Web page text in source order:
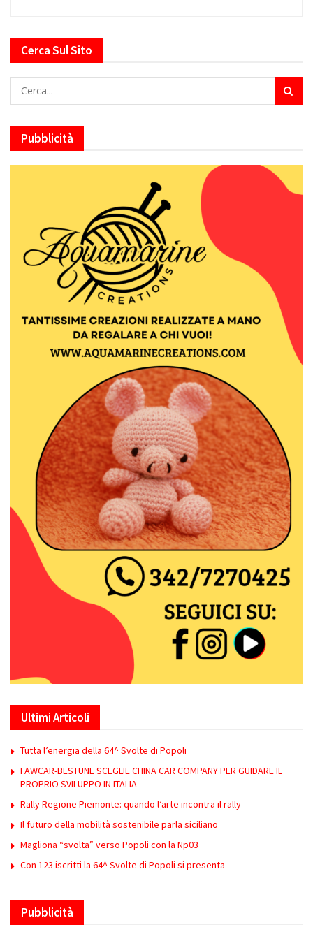
Cerca Sul Sito
Pubblicità
Ultimi Articoli
Tutta l’energia della 64^ Svolte di Popoli
FAWCAR-BESTUNE SCEGLIE CHINA CAR COMPANY PER GUIDARE IL
PROPRIO SVILUPPO IN ITALIA
Rally Regione Piemonte: quando l’arte incontra il rally
Il futuro della mobilità sostenibile parla siciliano
Magliona “svolta” verso Popoli con la Np03
Con 123 iscritti la 64^ Svolte di Popoli si presenta
Pubblicità